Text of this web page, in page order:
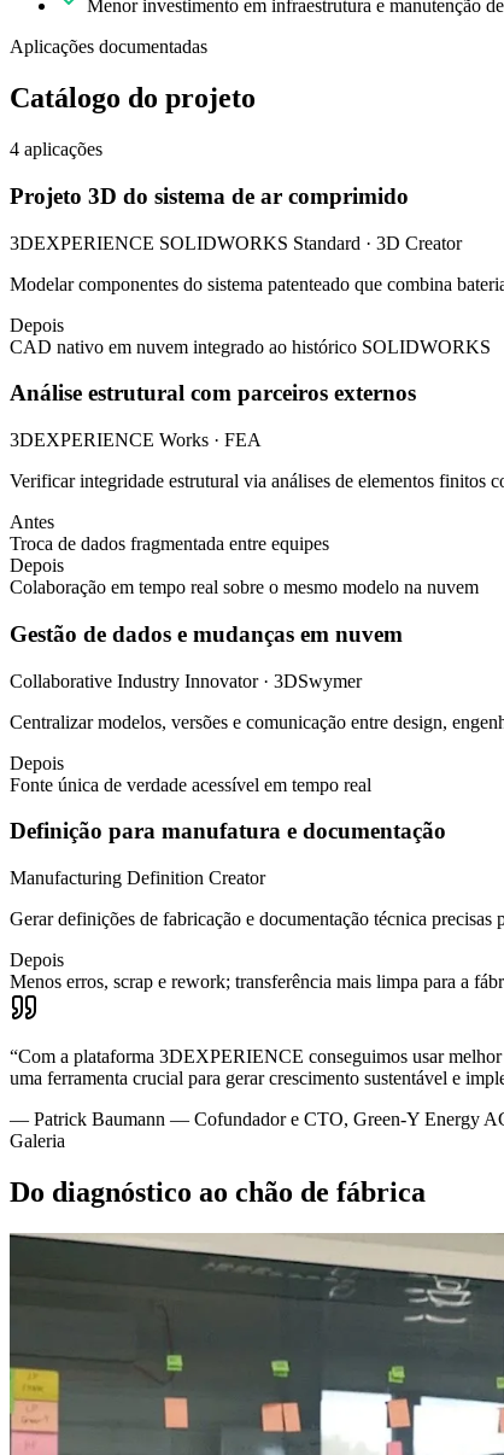
Menor investimento em infraestrutura e manutenção
Aplicações documentadas
Catálogo do projeto
4 aplicações
Projeto 3D do sistema de ar comprimido
3DEXPERIENCE SOLIDWORKS Standard · 3D Creator
Modelar componentes do sistema patenteado que combina
Depois
CAD nativo em nuvem integrado ao histórico SOLIDWORKS
Análise estrutural com parceiros externos
3DEXPERIENCE Works · FEA
Verificar integridade estrutural via análises de elementos finitos
Antes
Troca de dados fragmentada entre equipes
Depois
Colaboração em tempo real sobre o mesmo modelo na nuvem
Gestão de dados e mudanças em nuvem
Collaborative Industry Innovator · 3DSwymer
Centralizar modelos, versões e comunicação entre design,
Depois
Fonte única de verdade acessível em tempo real
Definição para manufatura e documentação
Manufacturing Definition Creator
Gerar definições de fabricação e documentação técnica
Depois
Menos erros, scrap e rework; transferência mais limpa para a
“Com a plataforma 3DEXPERIENCE conseguimos usar melhor
uma ferramenta crucial para gerar crescimento sustentável e
— Patrick Baumann — Cofundador e CTO, Green-Y Energy
Galeria
Do diagnóstico ao chão de fábrica